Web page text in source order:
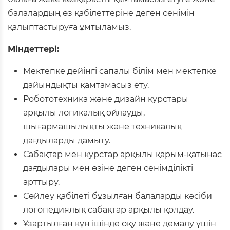
балалардың өз қабілеттеріне деген сенімін
қалыптастыруға ұмтыламыз.
Міндеттері:
Мектепке дейінгі сапалы білім мен мектепке
дайындықты қамтамасыз ету.
Робототехника және дизайн курстары
арқылы логикалық ойлауды,
шығармашылықты және техникалық
дағдыларды дамыту.
Сабақтар мен курстар арқылы қарым-қатынас
дағдылары мен өзіне деген сенімділікті
арттыру.
Сөйлеу қабілеті бұзылған балаларды кәсіби
логопедиялық сабақтар арқылы қолдау.
Ұзартылған күн ішінде оқу және демалу үшін